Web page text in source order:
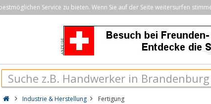
Service zu bieten. Wenn Sie auf der Seite weitersurfen
Industrie & Herstellung Fertigung